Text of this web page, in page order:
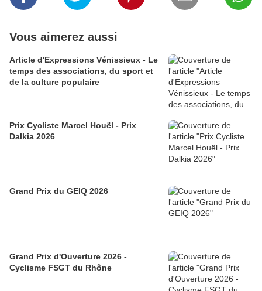
Vous aimerez aussi
Article d'Expressions Vénissieux - Le
temps des associations, du sport et
de la culture populaire
Prix Cycliste Marcel Houël - Prix
Dalkia 2026
Grand Prix du GEIQ 2026
Grand Prix d'Ouverture 2026 -
Cyclisme FSGT du Rhône